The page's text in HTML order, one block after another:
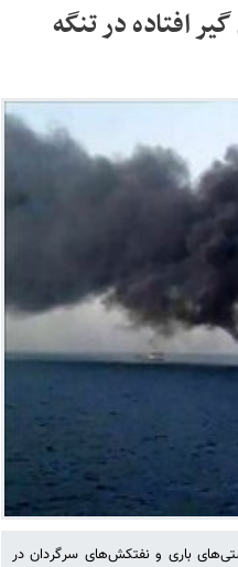
افتاده در تنگه
باری و نفتکش‌های سرگردان در